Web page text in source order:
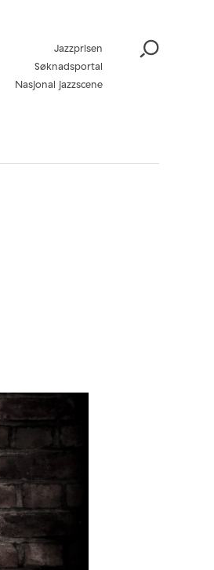
Jazzprisen
Søknadsportal
Nasjonal jazzscene